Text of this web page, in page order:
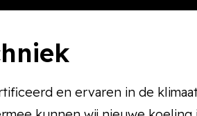
en ervaren in de